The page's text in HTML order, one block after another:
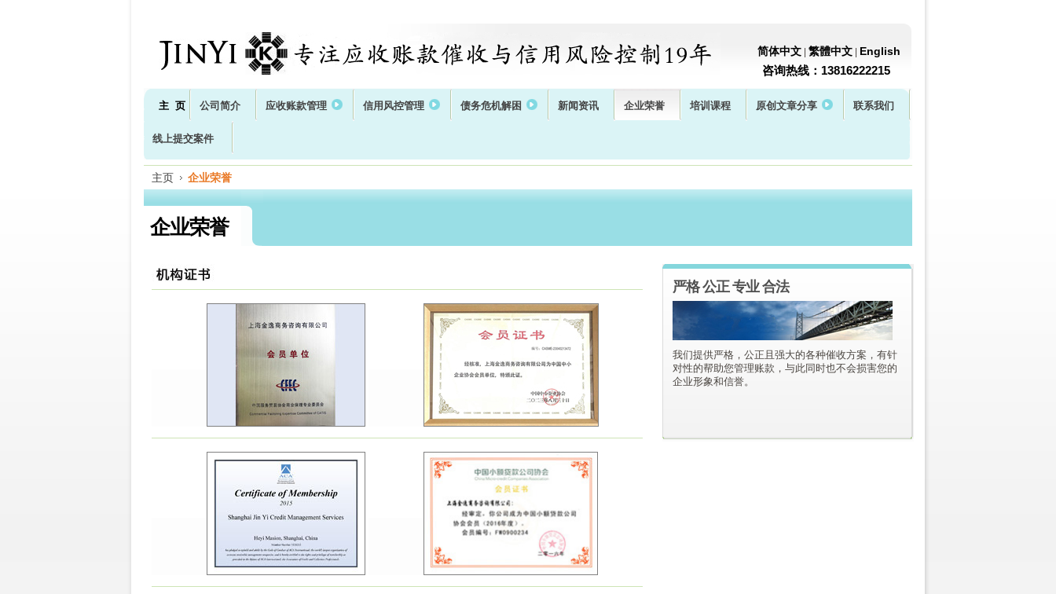
简体中文 繁體中文 English
咨询热线：13816222215
主 页 公司简介 应收账款管理 信用风控管理 债务危机解困 新闻资讯 企业荣誉 培训课程 原创文章分享 联系我们
线上提交案件
主页 企业荣誉
企业荣誉
严格 公正 专业 合法
我们提供严格，公正且强大的各种催收方案，有针
对性的帮助您管理账款，与此同时也不会损害您的
企业形象和信誉。